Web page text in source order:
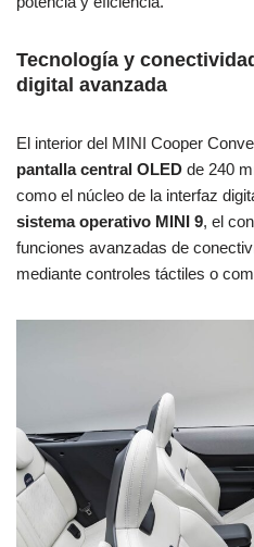
Tecnología y
digital avanzada
El interior del MINI Cooper
pantalla central OLED de 240
como el núcleo de la interfaz
sistema operativo MINI 9, el
funciones avanzadas de
mediante controles táctiles o